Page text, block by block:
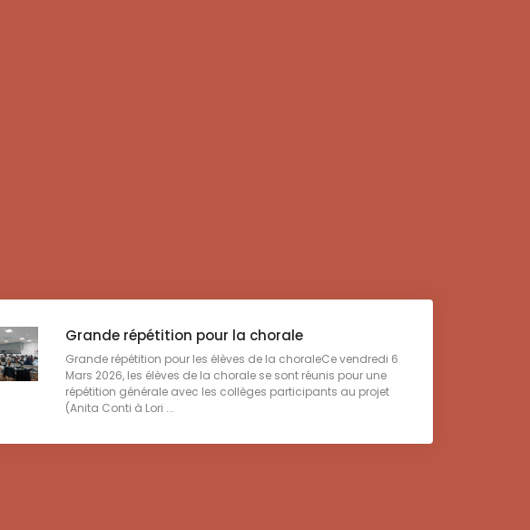
Grande répétition pour la chorale
Grande répétition pour les élèves de la choraleCe vendredi 6
Mars 2026, les élèves de la chorale se sont réunis pour une
répétition générale avec les collèges participants au projet
(Anita Conti à Lori ...